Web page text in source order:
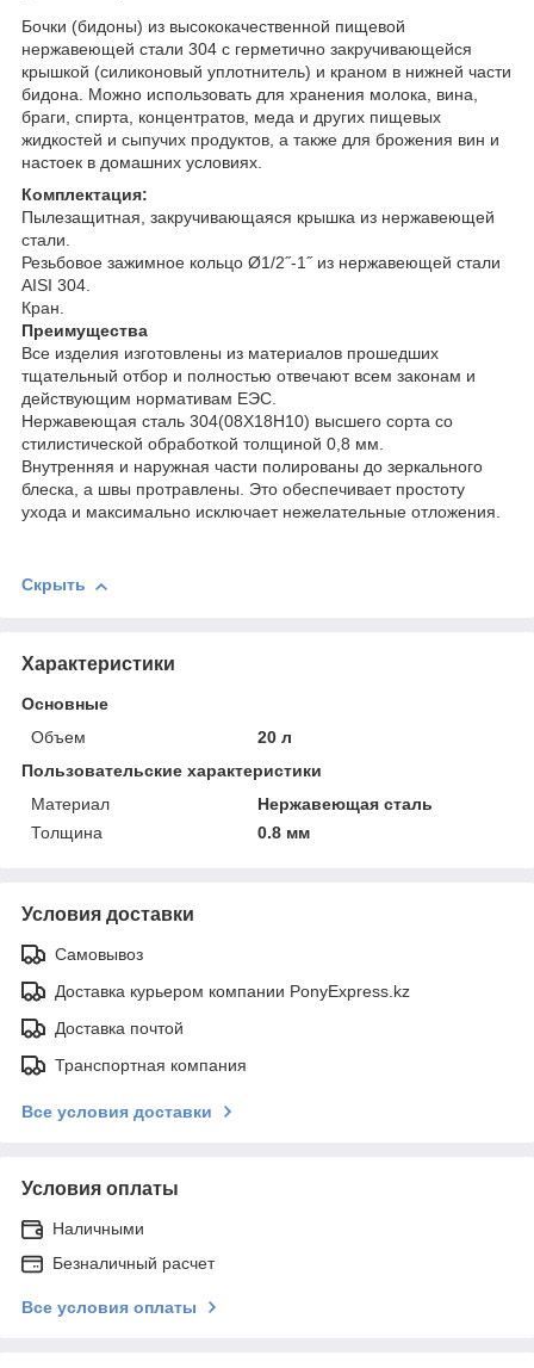
Бочки (бидоны) из высококачественной пищевой
нержавеющей стали 304 с герметично закручивающейся
крышкой (силиконовый уплотнитель) и краном в нижней части
бидона. Можно использовать для хранения молока, вина,
браги, спирта, концентратов, меда и других пищевых
жидкостей и сыпучих продуктов, а также для брожения вин и
настоек в домашних условиях.
Комплектация:
Пылезащитная, закручивающаяся крышка из нержавеющей
стали.
Резьбовое зажимное кольцо Ø1/2˝-1˝ из нержавеющей стали
AISI 304.
Кран.
Преимущества
Все изделия изготовлены из материалов прошедших
тщательный отбор и полностью отвечают всем законам и
действующим нормативам ЕЭС.
Нержавеющая сталь 304(08Х18Н10) высшего сорта со
стилистической обработкой толщиной 0,8 мм.
Внутренняя и наружная части полированы до зеркального
блеска, а швы протравлены. Это обеспечивает простоту
ухода и максимально исключает нежелательные отложения.
Скрыть
Характеристики
Основные
Объем
20 л
Пользовательские характеристики
Материал
Нержавеющая сталь
Толщина
0.8 мм
Условия доставки
Самовывоз
Доставка курьером компании PonyExpress.kz
Доставка почтой
Транспортная компания
Все условия доставки
Условия оплаты
Наличными
Безналичный расчет
Все условия оплаты